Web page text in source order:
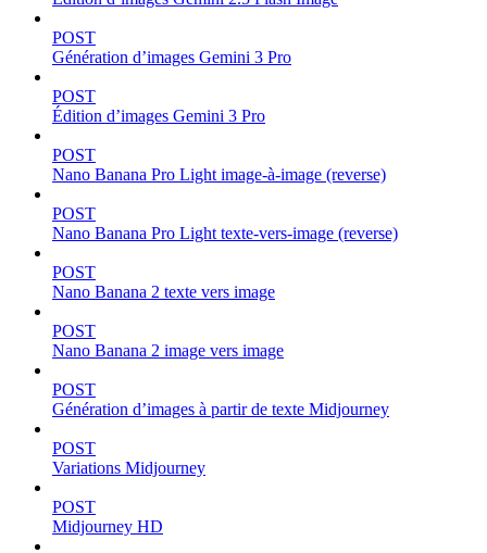
POST
Génération d’images Gemini 3 Pro
POST
Édition d’images Gemini 3 Pro
POST
Nano Banana Pro Light image-à-image (reverse)
POST
Nano Banana Pro Light texte-vers-image (reverse)
POST
Nano Banana 2 texte vers image
POST
Nano Banana 2 image vers image
POST
Génération d’images à partir de texte Midjourney
POST
Variations Midjourney
POST
Midjourney HD